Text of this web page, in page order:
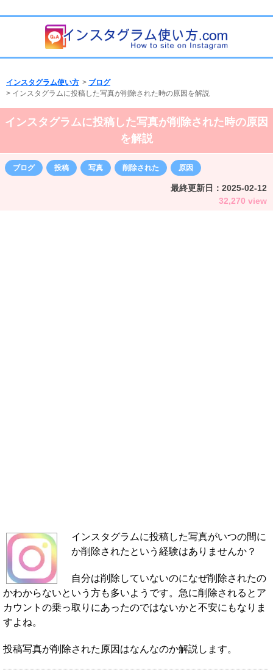
インスタグラム使い方 > ブログ
> インスタグラムに投稿した写真が削除された時の原因を解説
インスタグラムに投稿した写真が削除された時の原因
を解説
ブログ 投稿 写真 削除された 原因
最終更新日： 2025-02-12
32,270 view
インスタグラムに投稿した写真がいつの間に
か削除されたという経験はありませんか？
自分は削除していないのになぜ削除されたの
かわからないという方も多いようです。急に削除されるとア
カウントの乗っ取りにあったのではないかと不安にもなりま
すよね。
投稿写真が削除された原因はなんなのか解説します。